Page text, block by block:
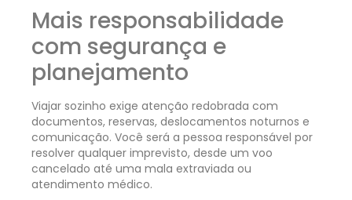
Mais responsabilidade
com segurança e
planejamento
Viajar sozinho exige atenção redobrada com
documentos, reservas, deslocamentos noturnos e
comunicação. Você será a pessoa responsável por
resolver qualquer imprevisto, desde um voo
cancelado até uma mala extraviada ou
atendimento médico.